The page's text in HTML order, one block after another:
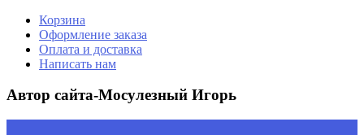
Корзина
Оформление заказа
Оплата и доставка
Написать нам
Автор сайта-Мосулезный Игорь